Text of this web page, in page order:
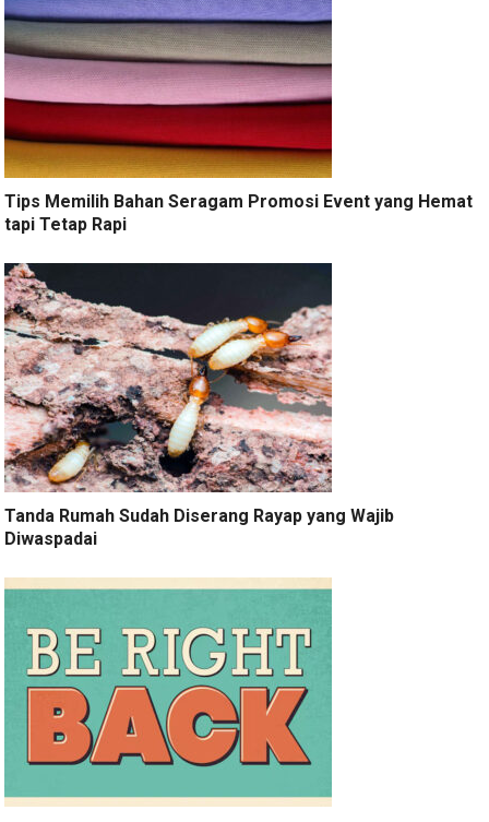
Tips Memilih Bahan Seragam Promosi Event yang Hemat
tapi Tetap Rapi
Tanda Rumah Sudah Diserang Rayap yang Wajib
Diwaspadai